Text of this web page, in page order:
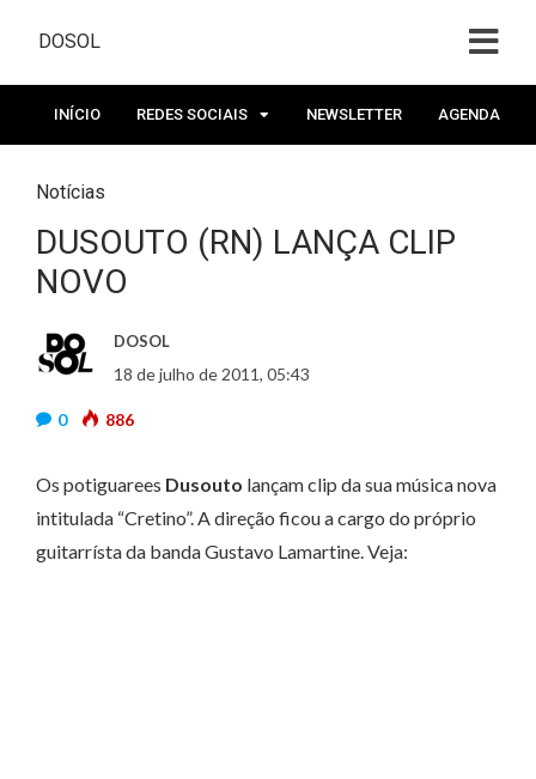
DOSOL
INÍCIO REDES SOCIAIS NEWSLETTER AGENDA
Notícias
DUSOUTO (RN) LANÇA CLIP
NOVO
DOSOL
18 de julho de 2011, 05:43
0 886
Os potiguarees Dusouto lançam clip da sua música nova
intitulada “Cretino”. A direção ficou a cargo do próprio
guitarrísta da banda Gustavo Lamartine. Veja: